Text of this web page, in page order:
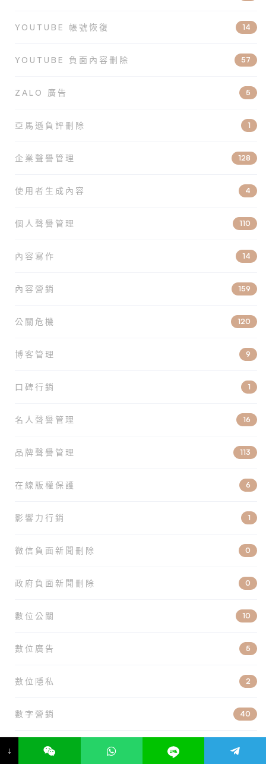
YOUTUBE 帳號恢復 14
YOUTUBE 負面內容刪除 57
ZALO 廣告 5
亞馬遜負評刪除 1
企業聲譽管理 128
使用者生成內容 4
個人聲譽管理 110
內容寫作 14
內容營銷 159
公關危機 120
博客管理 9
口碑行銷 1
名人聲譽管理 16
品牌聲譽管理 113
在線版權保護 6
影響力行銷 1
微信負面新聞刪除 0
政府負面新聞刪除 0
數位公關 10
數位廣告 5
數位隱私 2
數字營銷 40
新聞公關
↓